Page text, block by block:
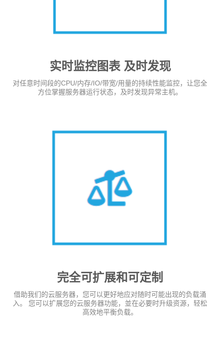
实时监控图表 及时发现
对任意时间段的CPU/内存/IO/带宽/用量的持续性能监控，让您全
方位掌握服务器运行状态，及时发现异常主机。
完全可扩展和可定制
借助我们的云服务器，您可以更好地应对随时可能出现的负载涌
入。 您可以扩展您的云服务器功能，並在必要时升级资源，轻松
高效地平衡负载。